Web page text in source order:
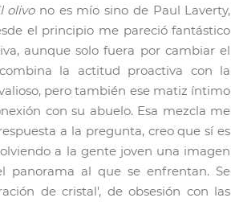
olivono es mío sino de Paul Laverty,
el principio me pareció fantástico
aunque solo fuera por cambiar el
la actitud proactiva con la
pero también ese matiz íntimo
con su abuelo. Esa mezcla me
a la pregunta, creo que sí es
a la gente joven una imagen
panorama al que se enfrentan. Se
de cristal', de obsesión con las